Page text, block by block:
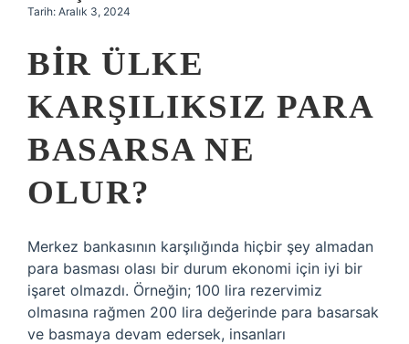
Tarih: Aralık 3, 2024
BIR ÜLKE
KARŞILIKSIZ PARA
BASARSA NE
OLUR?
Merkez bankasının karşılığında hiçbir şey almadan
para basması olası bir durum ekonomi için iyi bir
işaret olmazdı. Örneğin; 100 lira rezervimiz
olmasına rağmen 200 lira değerinde para basarsak
ve basmaya devam edersek, insanları